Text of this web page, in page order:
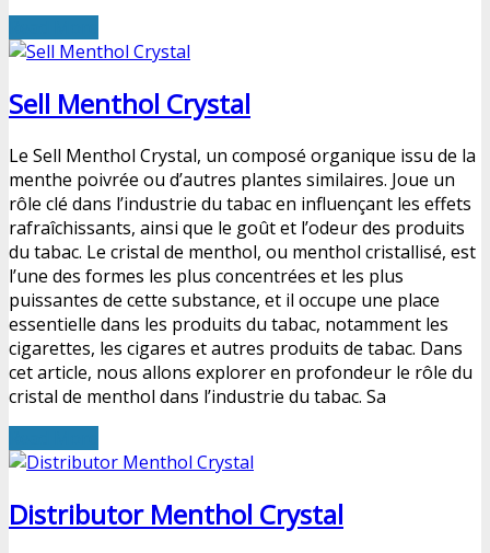
Sell Menthol Crystal
Le Sell Menthol Crystal, un composé organique issu de la
menthe poivrée ou d’autres plantes similaires. Joue un
rôle clé dans l’industrie du tabac en influençant les effets
rafraîchissants, ainsi que le goût et l’odeur des produits
du tabac. Le cristal de menthol, ou menthol cristallisé, est
l’une des formes les plus concentrées et les plus
puissantes de cette substance, et il occupe une place
essentielle dans les produits du tabac, notamment les
cigarettes, les cigares et autres produits de tabac. Dans
cet article, nous allons explorer en profondeur le rôle du
cristal de menthol dans l’industrie du tabac. Sa
Distributor Menthol Crystal